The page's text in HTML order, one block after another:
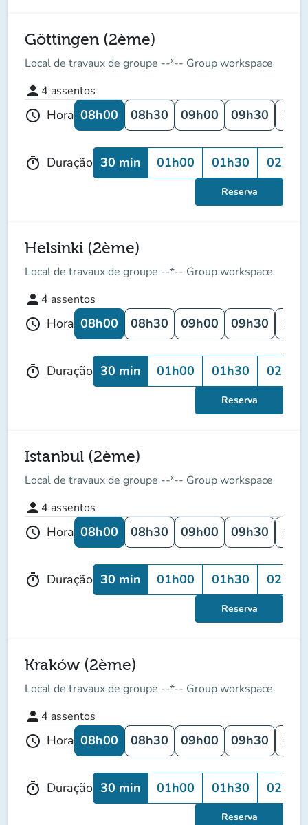
Göttingen (2ème)
Local de travaux de groupe --*-- Group workspace
person 4 assentos
schedule Hora 08h00 08h30 09h00 09h30
timer Duração 30 min 01h00 01h30 02h00
Reserva
Helsinki (2ème)
Local de travaux de groupe --*-- Group workspace
person 4 assentos
schedule Hora 08h00 08h30 09h00 09h30
timer Duração 30 min 01h00 01h30 02h00
Reserva
Istanbul (2ème)
Local de travaux de groupe --*-- Group workspace
person 4 assentos
schedule Hora 08h00 08h30 09h00 09h30
timer Duração 30 min 01h00 01h30 02h00
Reserva
Kraków (2ème)
Local de travaux de groupe --*-- Group workspace
person 4 assentos
schedule Hora 08h00 08h30 09h00 09h30
timer Duração 30 min 01h00 01h30 02h00
Reserva